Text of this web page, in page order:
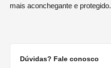
mais aconchegante e protegido.
Dúvidas? Fale conosco